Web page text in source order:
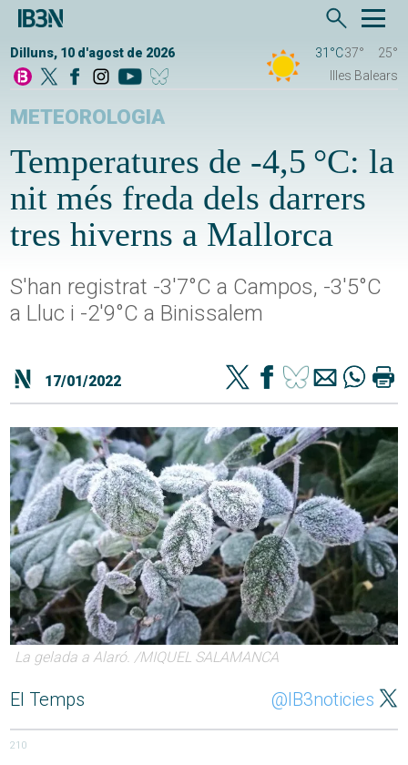
Dilluns, 10 d'agost de 2026 31°C37°
25°
Illes Balears
METEOROLOGIA
Temperatures de -4,5 °C: la
nit més freda dels darrers
tres hiverns a Mallorca
S'han registrat -3'7°C a Campos, -3'5°C
a Lluc i -2'9°C a Binissalem
17/01/2022
La gelada a Alaró. /MIQUEL SALAMANCA
El Temps @IB3noticies
210